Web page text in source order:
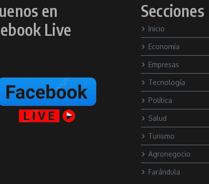
en
Live
Secciones
Inicio
Economía
Empresas
Tecnología
Política
Salud
Turismo
Agronegocio
Farándula